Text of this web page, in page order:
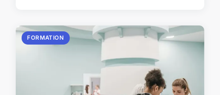
FORMATION